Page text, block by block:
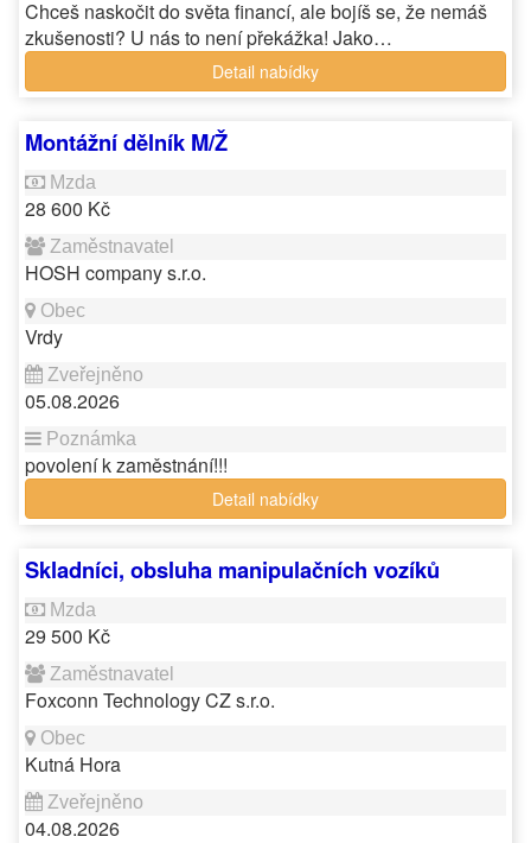
Chceš naskočit do světa financí, ale bojíš se, že nemáš
zkušenosti? U nás to není překážka! Jako…
Detail nabídky
Montážní dělník M/Ž
28 600 Kč
HOSH company s.r.o.
Vrdy
05.08.2026
povolení k zaměstnání!!!
Detail nabídky
Skladníci, obsluha manipulačních vozíků
29 500 Kč
Foxconn Technology CZ s.r.o.
Kutná Hora
04.08.2026